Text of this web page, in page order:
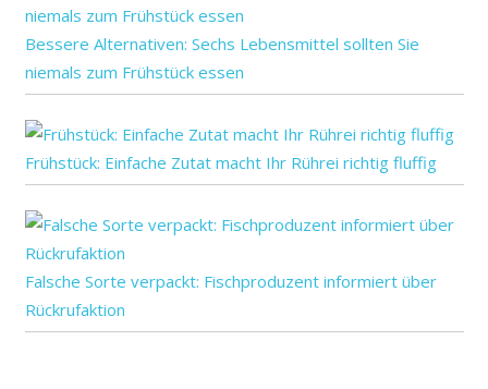
Bessere Alternativen: Sechs Lebensmittel sollten Sie
niemals zum Frühstück essen
Frühstück: Einfache Zutat macht Ihr Rührei richtig fluffig
Falsche Sorte verpackt: Fischproduzent informiert über
Rückrufaktion